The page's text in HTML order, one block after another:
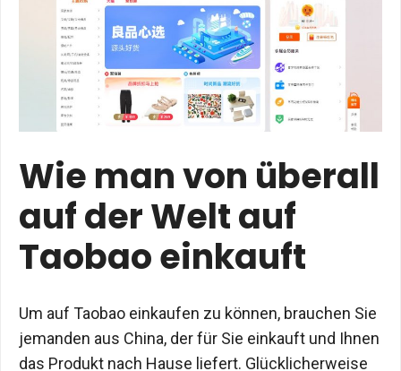
Wie man von überall
auf der Welt auf
Taobao einkauft
Um auf Taobao einkaufen zu können, brauchen Sie
jemanden aus China, der für Sie einkauft und Ihnen
das Produkt nach Hause liefert. Glücklicherweise